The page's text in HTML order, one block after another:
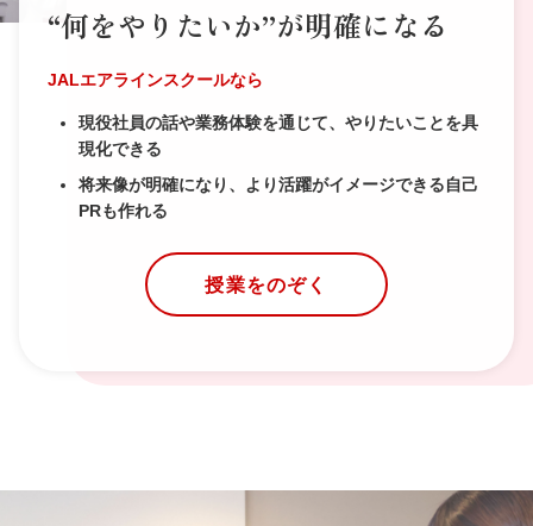
“何をやりたいか”が明確になる
JALエアラインスクールなら
現役社員の話や業務体験を通じて、やりたいことを具
現化できる
将来像が明確になり、より活躍がイメージできる自己
PRも作れる
授業をのぞく